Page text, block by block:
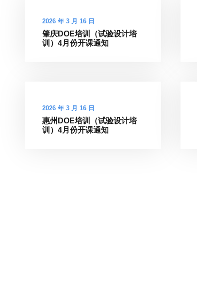
2026 年 3 月 16 日
肇庆DOE培训（试验设计培
训）4月份开课通知
2026 年 3 月 16 日
惠州DOE培训（试验设计培
训）4月份开课通知